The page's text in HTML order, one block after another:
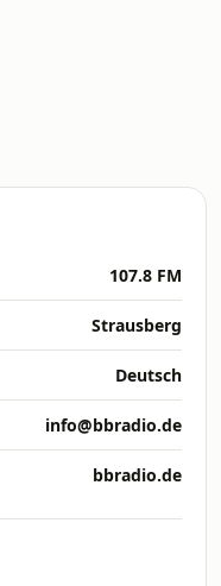
107.8 FM
Strausberg
Deutsch
info@bbradio.de
bbradio.de